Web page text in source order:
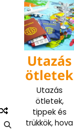
content
Utazás
ötletek
Utazás
ötletek,
tippek és
trükkök, hova